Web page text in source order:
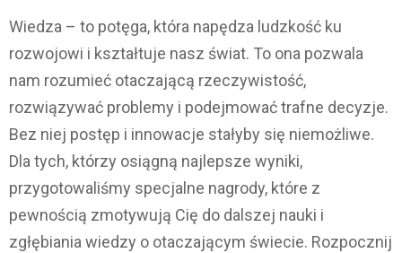
Wiedza – to potęga, która napędza ludzkość ku
rozwojowi i kształtuje nasz świat. To ona pozwala
nam rozumieć otaczającą rzeczywistość,
rozwiązywać problemy i podejmować trafne decyzje.
Bez niej postęp i innowacje stałyby się niemożliwe.
Dla tych, którzy osiągną najlepsze wyniki,
przygotowaliśmy specjalne nagrody, które z
pewnością zmotywują Cię do dalszej nauki i
zgłębiania wiedzy o otaczającym świecie. Rozpocznij